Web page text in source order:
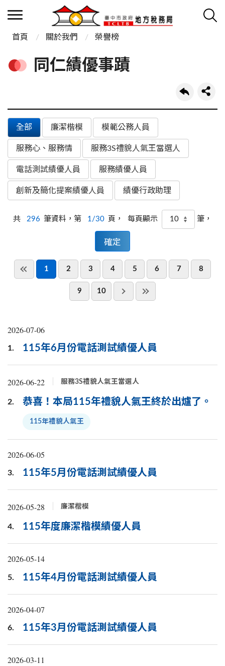
首頁 關於我們 榮譽榜
同仁績優事蹟
全部 廉潔楷模 模範公務人員
服務心、服務情 服務3S禮貌人氣王當選人
電話測試績優人員 服務績優人員
創新及簡化提案績優人員 績優行政助理
共 296 筆資料，第 1/30 頁， 每頁顯示 筆，
1 2 3 4 5 6 7 8
9 10
2026-07-06
1. 115年6月份電話測試績優人員
2026-06-22 服務3S禮貌人氣王當選人
2. 恭喜！本局115年禮貌人氣王終於出爐了。
115年禮貌人氣王
2026-06-05
3. 115年5月份電話測試績優人員
2026-05-28 廉潔楷模
4. 115年度廉潔楷模績優人員
2026-05-14
5. 115年4月份電話測試績優人員
2026-04-07
6. 115年3月份電話測試績優人員
2026-03-11